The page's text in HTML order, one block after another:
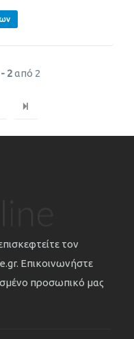
2από 2
τον
Επικοινωνήστε
προσωπικό μας